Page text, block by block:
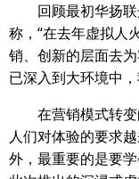
回顾最初华扬联
称，“在去年虚拟人
销、创新的层面去
已深入到大环境中
在营销模式转变
人们对体验的要求
外，最重要的是要